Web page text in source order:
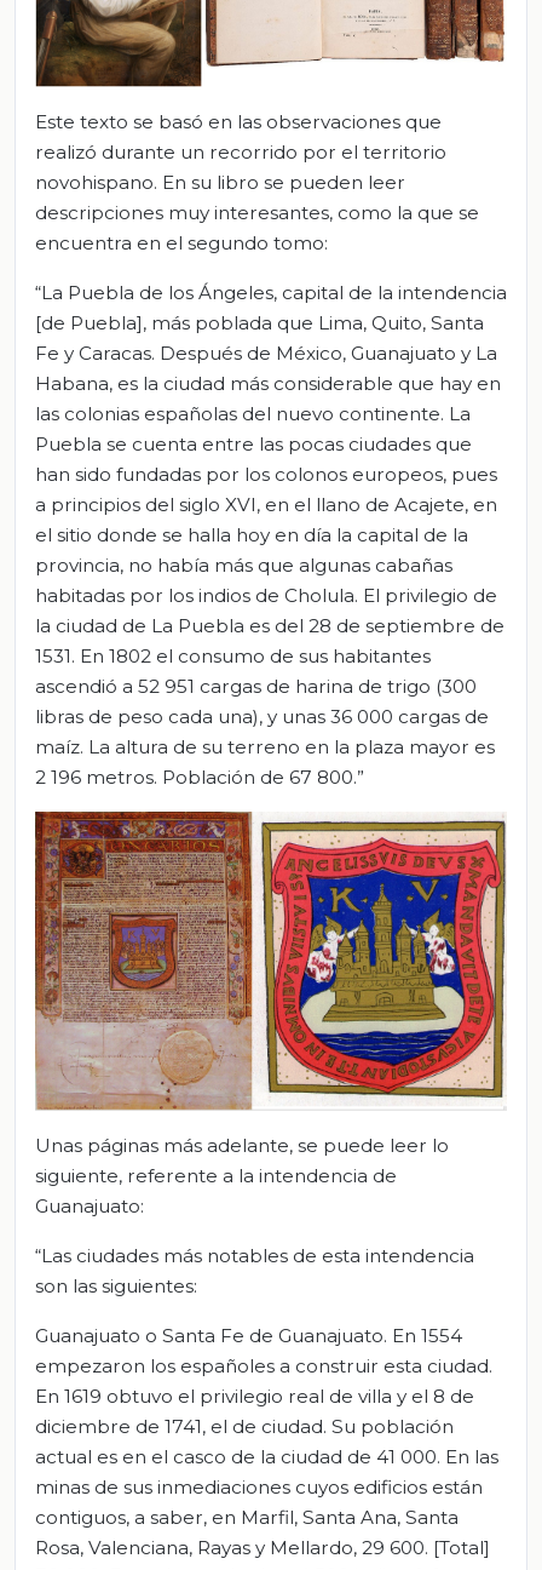
Este texto se basó en las observaciones que
realizó durante un recorrido por el territorio
novohispano. En su libro se pueden leer
descripciones muy interesantes, como la que se
encuentra en el segundo tomo:
“La Puebla de los Ángeles, capital de la intendencia
[de Puebla], más poblada que Lima, Quito, Santa
Fe y Caracas. Después de México, Guanajuato y La
Habana, es la ciudad más considerable que hay en
las colonias españolas del nuevo continente. La
Puebla se cuenta entre las pocas ciudades que
han sido fundadas por los colonos europeos, pues
a principios del siglo XVI, en el llano de Acajete, en
el sitio donde se halla hoy en día la capital de la
provincia, no había más que algunas cabañas
habitadas por los indios de Cholula. El privilegio de
la ciudad de La Puebla es del 28 de septiembre de
1531. En 1802 el consumo de sus habitantes
ascendió a 52 951 cargas de harina de trigo (300
libras de peso cada una), y unas 36 000 cargas de
maíz. La altura de su terreno en la plaza mayor es
2 196 metros. Población de 67 800.”
Unas páginas más adelante, se puede leer lo
siguiente, referente a la intendencia de
Guanajuato:
“Las ciudades más notables de esta intendencia
son las siguientes:
Guanajuato o Santa Fe de Guanajuato. En 1554
empezaron los españoles a construir esta ciudad.
En 1619 obtuvo el privilegio real de villa y el 8 de
diciembre de 1741, el de ciudad. Su población
actual es en el casco de la ciudad de 41 000. En las
minas de sus inmediaciones cuyos edificios están
contiguos, a saber, en Marfil, Santa Ana, Santa
Rosa, Valenciana, Rayas y Mellardo, 29 600. [Total]